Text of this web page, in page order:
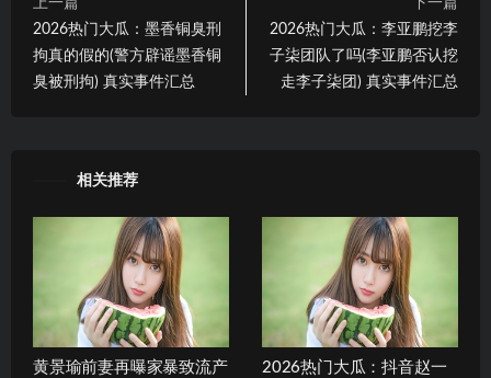
上一篇
2026热门大瓜：墨香铜臭刑
拘真的假的(警方辟谣墨香铜
臭被刑拘) 真实事件汇总
下一篇
2026热门大瓜：李亚鹏挖李
子柒团队了吗(李亚鹏否认挖
走李子柒团) 真实事件汇总
相关推荐
黄景瑜前妻再曝家暴致流产
2026热门大瓜：抖音赵一